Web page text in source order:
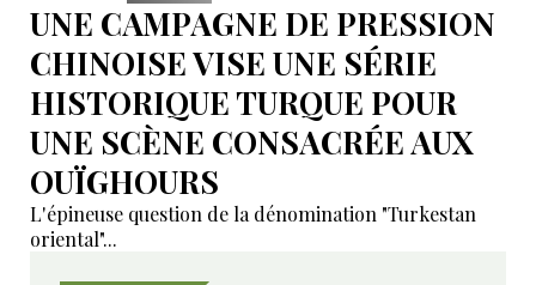
UNE CAMPAGNE DE PRESSION
CHINOISE VISE UNE SÉRIE
HISTORIQUE TURQUE POUR
UNE SCÈNE CONSACRÉE AUX
OUÏGHOURS
L'épineuse question de la dénomination "Turkestan
oriental"...